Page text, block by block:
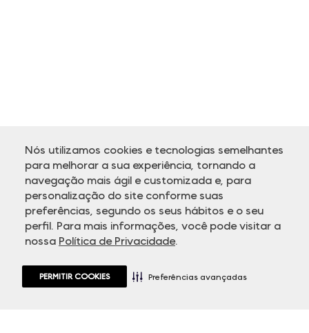
Nós utilizamos cookies e tecnologias semelhantes
para melhorar a sua experiência, tornando a
navegação mais ágil e customizada e, para
personalização do site conforme suas
preferências, segundo os seus hábitos e o seu
perfil. Para mais informações, você pode visitar a
nossa Política de Privacidade.
PERMITIR COOKIES Preferências avançadas